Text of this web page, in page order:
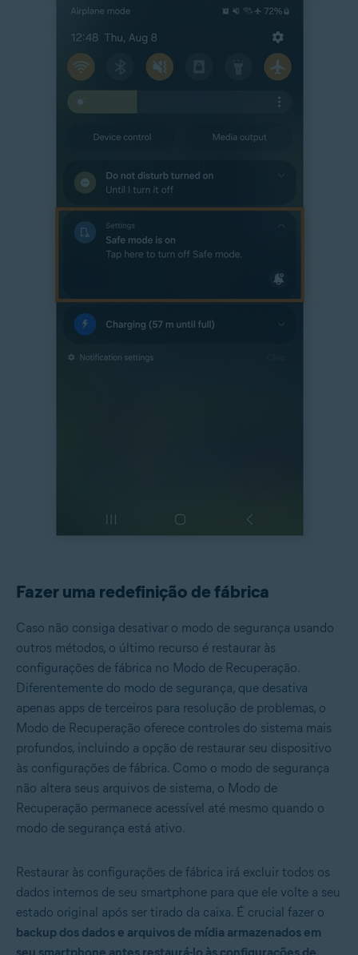
Fazer uma redefinição de fábrica
Caso não consiga desativar o modo de segurança usando
outros métodos, o último recurso é restaurar às
configurações de fábrica no Modo de Recuperação.
Diferentemente do modo de segurança, que desativa
apenas apps de terceiros para resolução de problemas, o
Modo de Recuperação oferece controles do sistema mais
profundos, incluindo a opção de restaurar seu dispositivo
às configurações de fábrica. Como o modo de segurança
não altera seus arquivos de sistema, o Modo de
Recuperação permanece acessível até mesmo quando o
modo de segurança está ativo.
Restaurar às configurações de fábrica irá excluir todos os
dados internos de seu smartphone para que ele volte a seu
estado original após ser tirado da caixa. É crucial fazer o
backup dos dados e arquivos de mídia armazenados em
seu smartphone antes restaurá-lo às configurações de